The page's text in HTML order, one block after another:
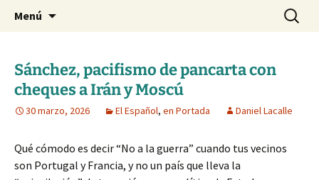
dlacalle.com
Blog de Daniel Lacalle
Menú Buscar:
Sánchez, pacifismo de pancarta con
cheques a Irán y Moscú
30 marzo, 2026 El Español, en Portada Daniel Lacalle
Qué cómodo es decir “No a la guerra” cuando tus vecinos
son Portugal y Francia, y no un país que lleva la